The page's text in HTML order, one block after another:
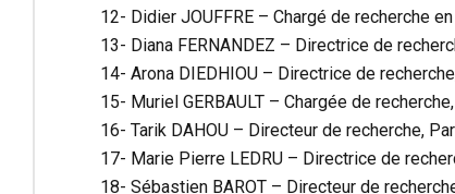
12- Didier JOUFFRE – Chargé de recherche
13- Diana FERNANDEZ – Directrice de
14- Arona DIEDHIOU – Directrice de
15- Muriel GERBAULT – Chargée de
16- Tarik DAHOU – Directeur de recherche,
17- Marie Pierre LEDRU – Directrice de
18- Sébastien BAROT – Directeur de